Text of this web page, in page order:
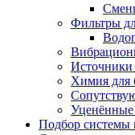
Фильтры
Источники
Химия для
Уценённые
Подбор системы